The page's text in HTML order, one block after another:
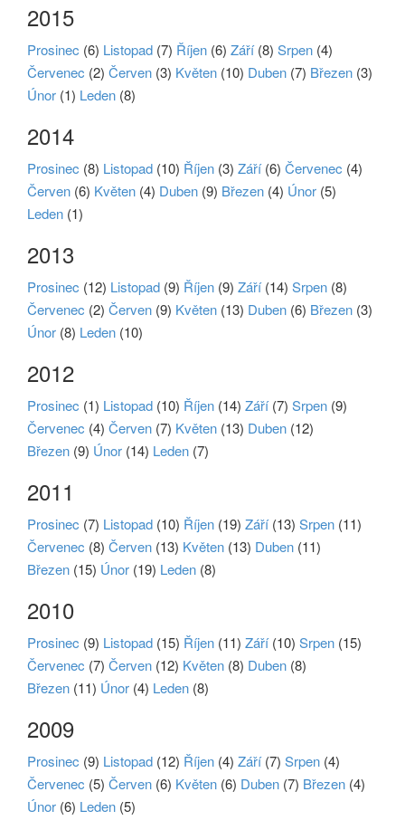
2015
Prosinec (6) Listopad (7) Říjen (6) Září(8) Srpen (4)
Červenec (2) Červen (3) Květen (10) Duben (7) Březen (3)
Únor (1) Leden (8)
2014
Prosinec (8) Listopad (10) Říjen (3) Září(6) Červenec (4)
Červen (6) Květen (4) Duben (9) Březen (4) Únor (5)
Leden (1)
2013
Prosinec (12) Listopad (9) Říjen (9) Září(14) Srpen (8)
Červenec (2) Červen (9) Květen (13) Duben (6) Březen (3)
Únor (8) Leden (10)
2012
Prosinec (1) Listopad (10) Říjen (14) Září(7) Srpen (9)
Červenec (4) Červen (7) Květen (13) Duben (12)
Březen (9) Únor (14) Leden (7)
2011
Prosinec (7) Listopad (10) Říjen (19) Září(13) Srpen (11)
Červenec (8) Červen (13) Květen (13) Duben (11)
Březen (15) Únor (19) Leden (8)
2010
Prosinec (9) Listopad (15) Říjen (11) Září(10) Srpen (15)
Červenec (7) Červen (12) Květen (8) Duben (8)
Březen (11) Únor (4) Leden (8)
2009
Prosinec (9) Listopad (12) Říjen (4) Září(7) Srpen (4)
Červenec (5) Červen (6) Květen (6) Duben (7) Březen (4)
Únor (6) Leden (5)